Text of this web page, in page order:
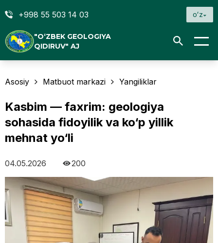
+998 55 503 14 03 oʻz
"O‘ZBEK GEOLOGIYA
QIDIRUV" AJ
Asosiy Matbuot markazi Yangiliklar
Kasbim — faxrim: geologiya
sohasida fidoyilik va ko‘p yillik
mehnat yo‘li
04.05.2026 200